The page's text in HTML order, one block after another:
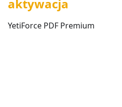
aktywacja
YetiForce PDF Premium